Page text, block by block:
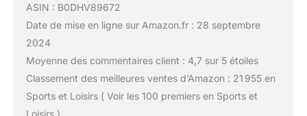
ASIN : B0DHV89672
Date de mise en ligne sur Amazon.fr : 28 septembre
2024
Moyenne des commentaires client : 4,7 sur 5 étoiles
Classement des meilleures ventes d’Amazon : 21 955 en
Sports et Loisirs ( Voir les 100 premiers en Sports et
Loisirs )